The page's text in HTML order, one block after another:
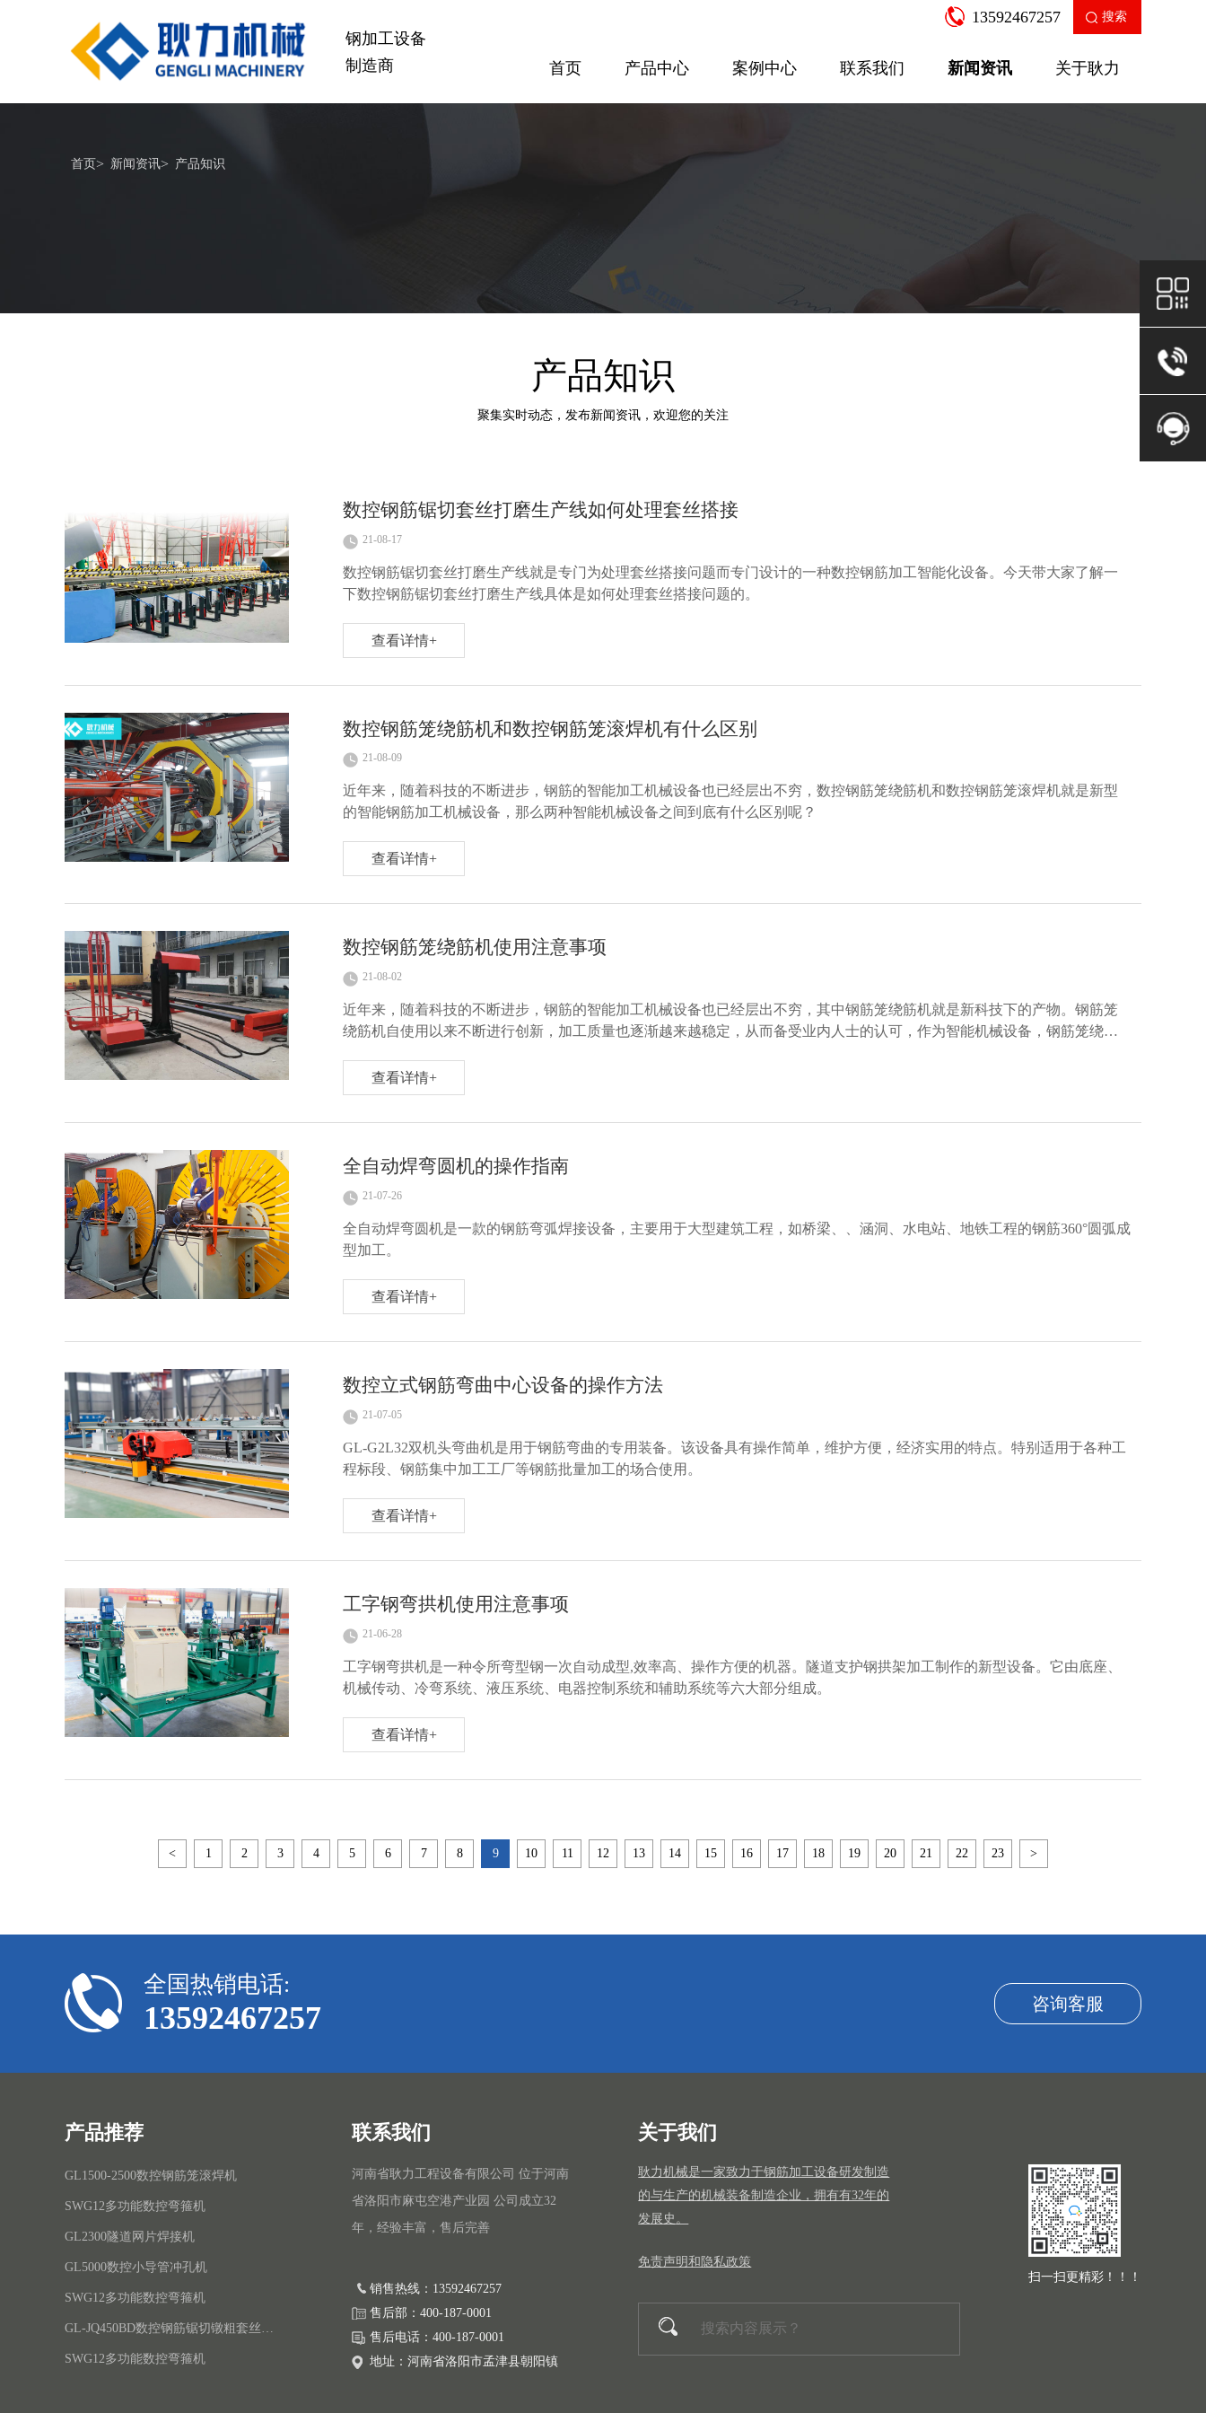
钢加工设备
制造商
13592467257 搜索
首页 产品中心 案例中心 联系我们 新闻资讯 关于耿力
GL120KN数控钢筋剪切生产线 SGW-12A多功能数控弯箍机 针梁式
查看
首页> 新闻资讯> 产品知识
产品知识
聚集实时动态，发布新闻资讯，欢迎您的关注
数控钢筋锯切套丝打磨生产线如何处理套丝搭接
21-08-17
数控钢筋锯切套丝打磨生产线就是专门为处理套丝搭接问题而专门设计的一种数控钢筋加工智能化设备。今天带大家了解一
下数控钢筋锯切套丝打磨生产线具体是如何处理套丝搭接问题的。
查看详情+
数控钢筋笼绕筋机和数控钢筋笼滚焊机有什么区别
21-08-09
近年来，随着科技的不断进步，钢筋的智能加工机械设备也已经层出不穷，数控钢筋笼绕筋机和数控钢筋笼滚焊机就是新型
的智能钢筋加工机械设备，那么两种智能机械设备之间到底有什么区别呢？
查看详情+
数控钢筋笼绕筋机使用注意事项
21-08-02
近年来，随着科技的不断进步，钢筋的智能加工机械设备也已经层出不穷，其中钢筋笼绕筋机就是新科技下的产物。钢筋笼
绕筋机自使用以来不断进行创新，加工质量也逐渐越来越稳定，从而备受业内人士的认可，作为智能机械设备，钢筋笼绕筋
查看详情+
全自动焊弯圆机的操作指南
21-07-26
全自动焊弯圆机是一款的钢筋弯弧焊接设备，主要用于大型建筑工程，如桥梁、、涵洞、水电站、地铁工程的钢筋360°圆弧成
型加工。
查看详情+
数控立式钢筋弯曲中心设备的操作方法
21-07-05
GL-G2L32双机头弯曲机是用于钢筋弯曲的专用装备。该设备具有操作简单，维护方便，经济实用的特点。特别适用于各种工
程标段、钢筋集中加工工厂等钢筋批量加工的场合使用。
查看详情+
工字钢弯拱机使用注意事项
21-06-28
工字钢弯拱机是一种令所弯型钢一次自动成型,效率高、操作方便的机器。隧道支护钢拱架加工制作的新型设备。它由底座、
机械传动、冷弯系统、液压系统、电器控制系统和辅助系统等六大部分组成。
查看详情+
< 1 2 3 4 5 6 7 8 9 10 11 12 13 14 15 16 17 18 19 20 21 22 23 >
全国热销电话:
13592467257 咨询客服
产品推荐
GL1500-2500数控钢筋笼滚焊机
SWG12多功能数控弯箍机
GL2300隧道网片焊接机
GL5000数控小导管冲孔机
SWG12多功能数控弯箍机
SWG12多功能数控弯箍机
联系我们
河南省耿力工程设备有限公司 位于河南
省洛阳市麻屯空港产业园 公司成立32
年，经验丰富，售后完善
销售热线：13592467257
售后部：400-187-0001
售后电话：400-187-0001
地址：河南省洛阳市孟津县朝阳镇
关于我们
耿力机械是一家致力于钢筋加工设备研发制造
的与生产的机械装备制造企业，拥有有32年的
发展史。
免责声明和隐私政策
扫一扫更精彩！！！